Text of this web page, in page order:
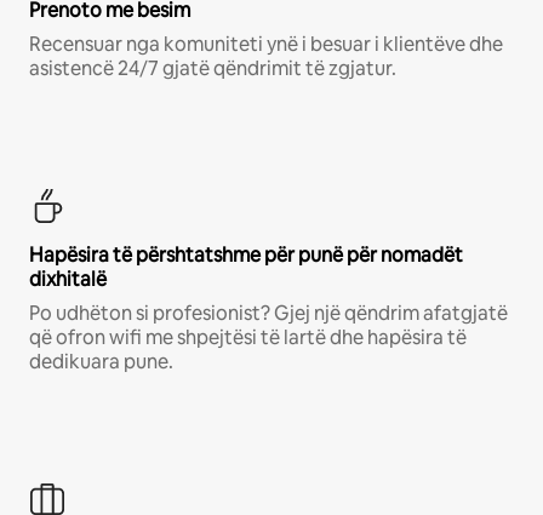
Prenoto me besim
Recensuar nga komuniteti ynë i besuar i klientëve dhe
asistencë 24/7 gjatë qëndrimit të zgjatur.
Hapësira të përshtatshme për punë për nomadët
dixhitalë
Po udhëton si profesionist? Gjej një qëndrim afatgjatë
që ofron wifi me shpejtësi të lartë dhe hapësira të
dedikuara pune.